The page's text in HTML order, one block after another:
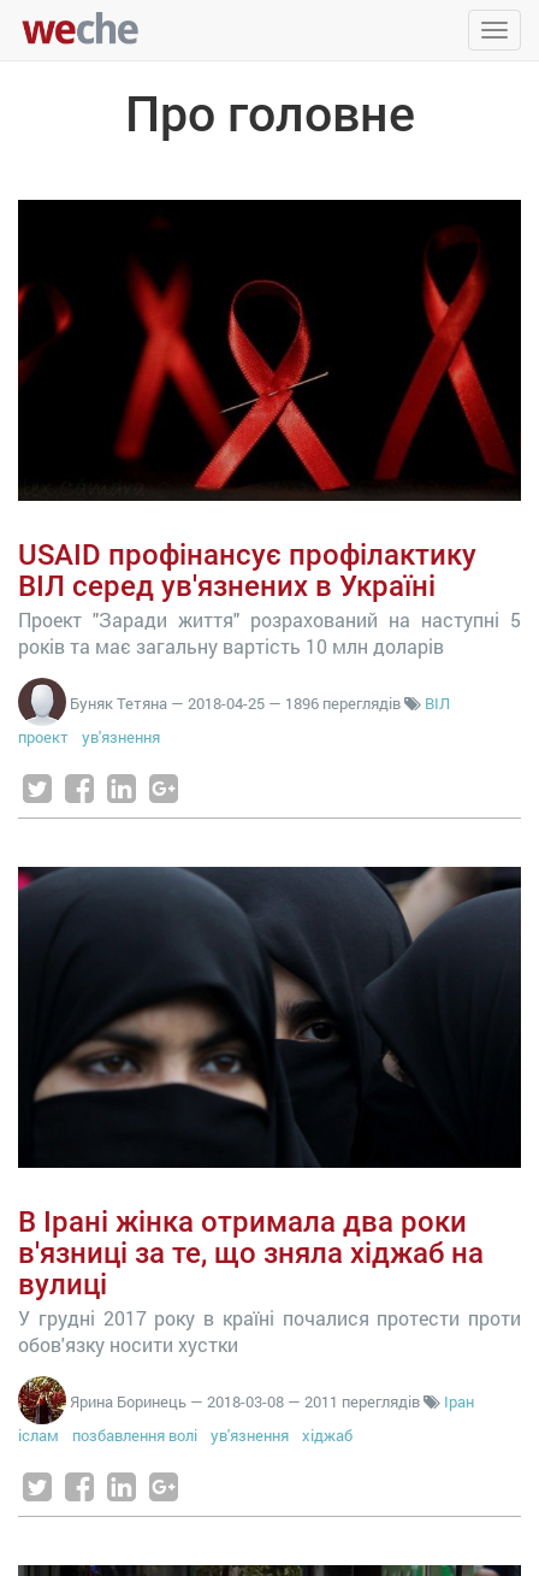
Про головне
USAID профінансує профілактику
ВІЛ серед ув'язнених в Україні
Проект "Заради життя" розрахований на наступні 5
років та має загальну вартість 10 млн доларів
Буняк Тетяна — 2018-04-25 — 1896 переглядів
ВІЛ
проект
ув'язнення
В Ірані жінка отримала два роки
в'язниці за те, що зняла хіджаб на
вулиці
У грудні 2017 року в країні почалися протести проти
обов'язку носити хустки
Ярина Боринець — 2018-03-08 — 2011 переглядів
Іран
іслам
позбавлення волі ув'язнення хіджаб